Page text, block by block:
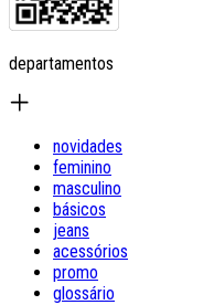
departamentos
novidades
feminino
masculino
básicos
jeans
acessórios
promo
glossário